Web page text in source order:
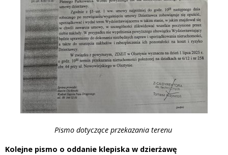
Pismo dotyczące przekazania terenu
Kolejne pismo o oddanie klepiska w dzierżawę